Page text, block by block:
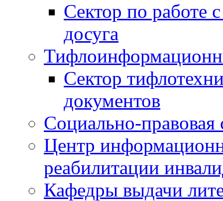
Сектор по работе
досуга
Сектор
документов
Социально-правовая
Центр
реабилитации
Кафедры выдачи